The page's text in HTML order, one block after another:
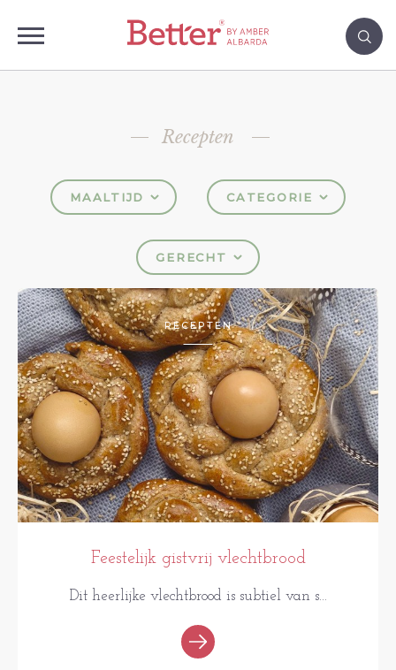
Recepten
MAALTIJD CATEGORIE
GERECHT
RECEPTEN
Feestelijk gistvrij vlechtbrood
Dit heerlijke vlechtbrood is subtiel van s...